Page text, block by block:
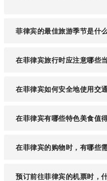
菲律宾的最佳旅游季节是什
菲律宾的最佳旅游季节
意天气变化。
在菲律宾旅行时应注意哪些
菲律宾人民友好好客，
得体，尊重当地习俗。
「po」和「opo」等礼貌
在菲律宾如何安全地使用交
建议使用合法的计程车或
统，并保持随身物品的安
在菲律宾有哪些特色美食值
菲律宾的美食多样，必
（Chicharrón）和卡拉
在菲律宾的购物时，有哪些
在购物时，最好在当地
预订前往菲律宾的机票时，